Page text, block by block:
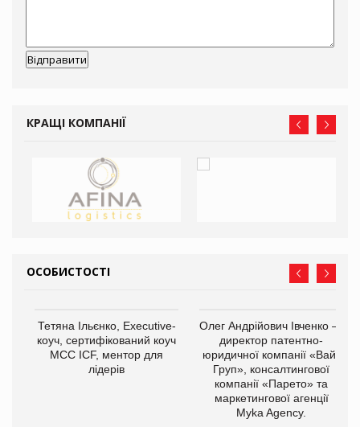
КРАЩІ КОМПАНІЇ
ОСОБИСТОСТІ
Тетяна Ільєнко, Executive-
коуч, сертифікований коуч
МСС ICF, ментор для
лідерів
Олег Андрійович Івченко —
директор патентно-
юридичної компанії «Вайз
Груп», консалтингової
компанії «Парето» та
маркетингової агенції
Myka Agency.